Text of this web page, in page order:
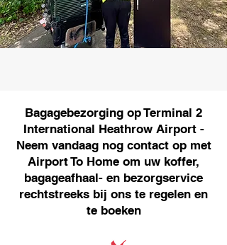
Bagagebezorging op Terminal 2
International Heathrow Airport -
Neem vandaag nog contact op met
Airport To Home om uw koffer,
bagageafhaal- en bezorgservice
rechtstreeks bij ons te regelen en
te boeken